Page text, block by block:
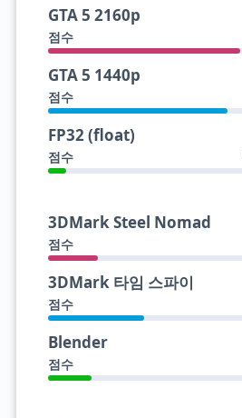
GTA 5 2160p
점수
GTA 5 1440p
점수
FP32 (float)
점수
3DMark Steel Nomad
점수
3DMark 타임 스파이
점수
Blender
점수